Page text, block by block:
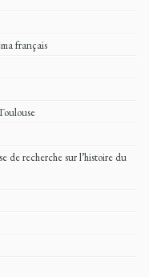
français
de recherche sur l’histoire du